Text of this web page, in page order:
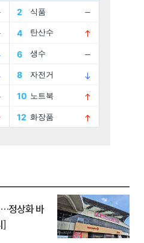
정상화 바
]